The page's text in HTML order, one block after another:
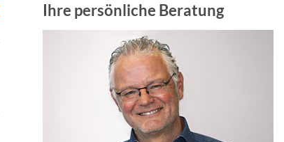
Ihre persönliche Beratung